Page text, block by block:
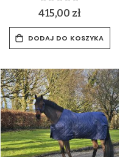
0%
415,00 zł
DODAJ DO KOSZYKA